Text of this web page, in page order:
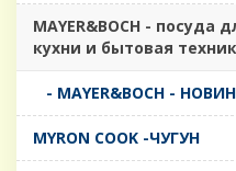
MAYER&BOCH - посуда
кухни и бытовая
- MAYER&BOCH -
MYRON COOK -ЧУГУН